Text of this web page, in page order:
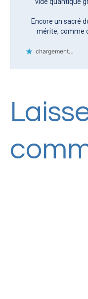
Encore un sacré
mérite, comme
chargement…